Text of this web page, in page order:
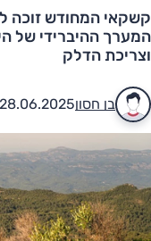
קשקאי המחודש זוכה
המערך ההיברידי של
וצריכת הדלק
בן חסון28.06.2025